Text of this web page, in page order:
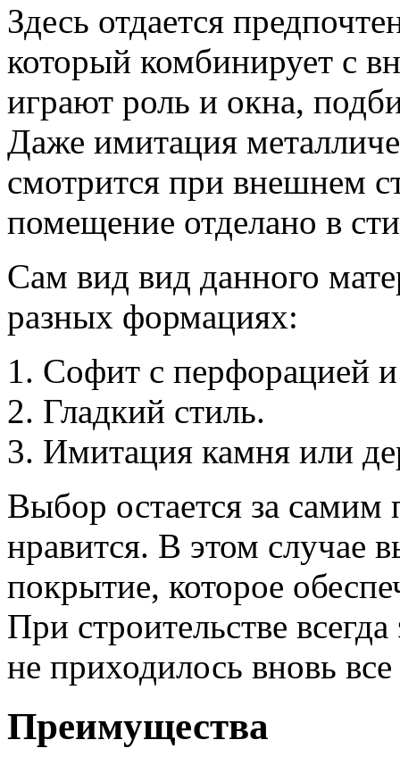
Здесь отдается
который комбинирует с
играют роль и окна,
Даже имитация
смотрится при внешнем
помещение отделано в
Сам вид вид данного
разных формациях:
Софит с перфорацией и
Гладкий стиль.
Имитация камня или
Выбор остается за
нравится. В этом случае
покрытие, которое
При строительстве
не приходилось вновь
Преимущества